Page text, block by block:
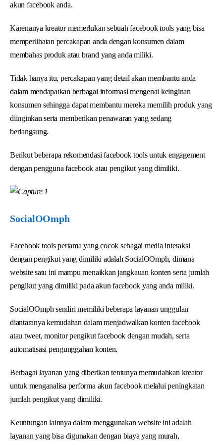
akun facebook anda.
Karenanya kreator memerlukan sebuah facebook tools yang bisa
memperlihatan percakapan anda dengan konsumen dalam
membahas produk atau brand yang anda miliki.
Tidak hanya itu, percakapan yang detail akan membantu anda
dalam mendapatkan berbagai informasi mengenai keinginan
konsumen sehingga dapat membantu mereka memilih produk yang
diinginkan serta memberikan penawaran yang sedang
berlangsung.
Berikut beberapa rekomendasi facebook tools untuk engagement
dengan pengguna facebook atau pengikut yang dimiliki.
SocialOOmph
Facebook tools pertama yang cocok sebagai media interaksi
dengan pengikut yang dimiliki adalah SocialOOmph, dimana
website satu ini mampu menaikkan jangkauan konten serta jumlah
pengikut yang dimiliki pada akun facebook yang anda miliki.
SocialOOmph sendiri memiliki beberapa layanan unggulan
diantaranya kemudahan dalam menjadwalkan konten facebook
atau tweet, monitor pengikut facebook dengan mudah, serta
automatisasi pengunggahan konten.
Berbagai layanan yang diberikan tentunya memudahkan kreator
untuk menganalisa performa akun facebook melalui peningkatan
jumlah pengikut yang dimiliki.
Keuntungan lainnya dalam menggunakan website ini adalah
layanan yang bisa digunakan dengan biaya yang murah,